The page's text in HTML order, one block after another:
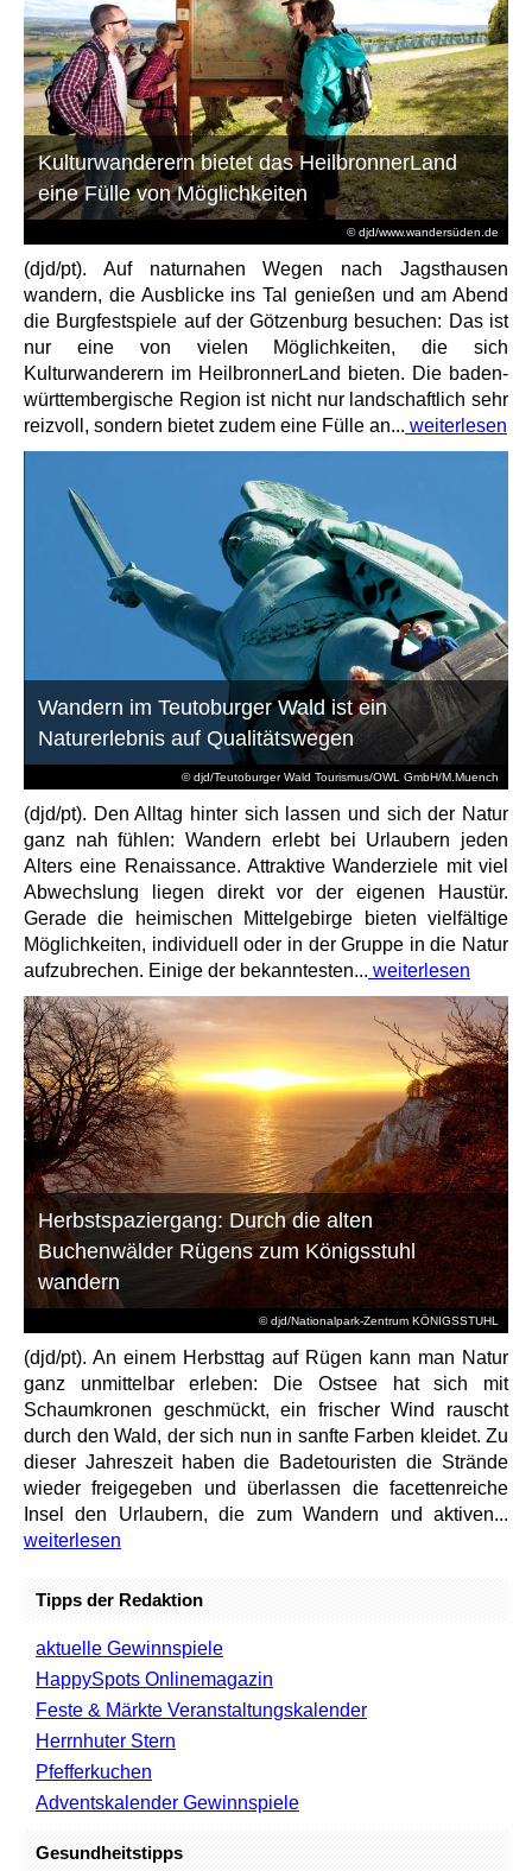
© djd/www.wandersüden.de
Kulturwanderern bietet das HeilbronnerLand
eine Fülle von Möglichkeiten
(djd/pt). Auf naturnahen Wegen nach Jagsthausen
wandern, die Ausblicke ins Tal genießen und am Abend
die Burgfestspiele auf der Götzenburg besuchen: Das ist
nur eine von vielen Möglichkeiten, die sich
Kulturwanderern im HeilbronnerLand bieten. Die baden-
württembergische Region ist nicht nur landschaftlich sehr
reizvoll, sondern bietet zudem eine Fülle an... weiterlesen
© djd/Teutoburger Wald Tourismus/OWL GmbH/M.Muench
Wandern im Teutoburger Wald ist ein
Naturerlebnis auf Qualitätswegen
(djd/pt). Den Alltag hinter sich lassen und sich der Natur
ganz nah fühlen: Wandern erlebt bei Urlaubern jeden
Alters eine Renaissance. Attraktive Wanderziele mit viel
Abwechslung liegen direkt vor der eigenen Haustür.
Gerade die heimischen Mittelgebirge bieten vielfältige
Möglichkeiten, individuell oder in der Gruppe in die Natur
aufzubrechen. Einige der bekanntesten... weiterlesen
© djd/Nationalpark-Zentrum KÖNIGSSTUHL
Herbstspaziergang: Durch die alten
Buchenwälder Rügens zum Königsstuhl
wandern
(djd/pt). An einem Herbsttag auf Rügen kann man Natur
ganz unmittelbar erleben: Die Ostsee hat sich mit
Schaumkronen geschmückt, ein frischer Wind rauscht
durch den Wald, der sich nun in sanfte Farben kleidet. Zu
dieser Jahreszeit haben die Badetouristen die Strände
wieder freigegeben und überlassen die facettenreiche
Insel den Urlaubern, die zum Wandern und aktiven...
weiterlesen
Tipps der Redaktion
aktuelle Gewinnspiele
HappySpots Onlinemagazin
Feste & Märkte Veranstaltungskalender
Herrnhuter Stern
Pfefferkuchen
Adventskalender Gewinnspiele
Gesundheitstipps